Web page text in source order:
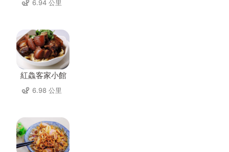
6.94 公里
紅鱻客家小館
6.98 公里